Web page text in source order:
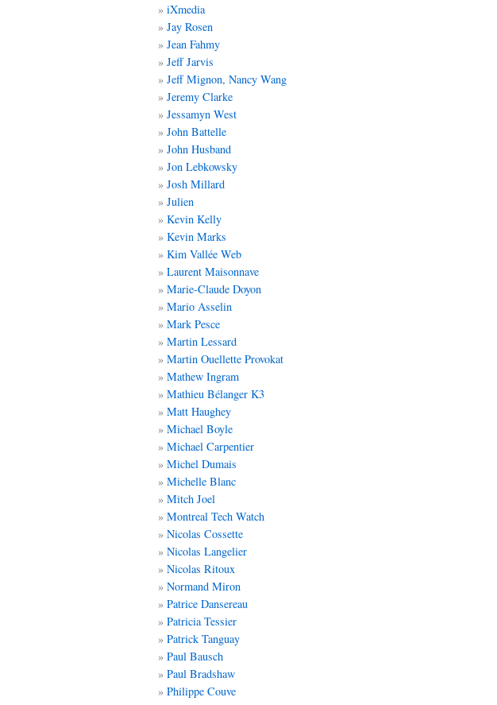
iXmedia
Jay Rosen
Jean Fahmy
Jeff Jarvis
Jeff Mignon, Nancy Wang
Jeremy Clarke
Jessamyn West
John Battelle
John Husband
Jon Lebkowsky
Josh Millard
Julien
Kevin Kelly
Kevin Marks
Kim Vallée Web
Laurent Maisonnave
Marie-Claude Doyon
Mario Asselin
Mark Pesce
Martin Lessard
Martin Ouellette Provokat
Mathew Ingram
Mathieu Bélanger K3
Matt Haughey
Michael Boyle
Michael Carpentier
Michel Dumais
Michelle Blanc
Mitch Joel
Montreal Tech Watch
Nicolas Cossette
Nicolas Langelier
Nicolas Ritoux
Normand Miron
Patrice Dansereau
Patricia Tessier
Patrick Tanguay
Paul Bausch
Paul Bradshaw
Philippe Couve